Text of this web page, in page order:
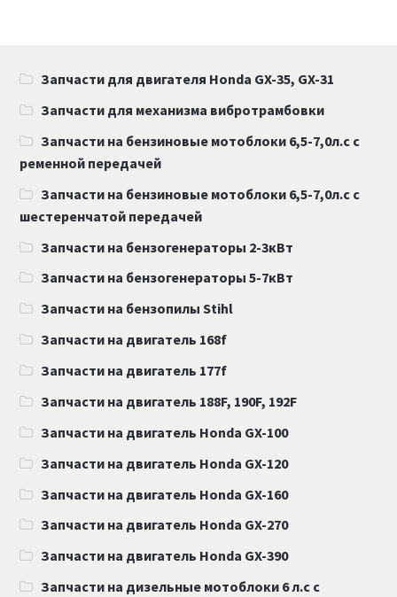
Запчасти для двигателя Honda GX-35, GX-31
Запчасти для механизма вибротрамбовки
Запчасти на бензиновые мотоблоки 6,5-7,0л.с с
ременной передачей
Запчасти на бензиновые мотоблоки 6,5-7,0л.с с
шестеренчатой передачей
Запчасти на бензогенераторы 2-3кВт
Запчасти на бензогенераторы 5-7кВт
Запчасти на бензопилы Stihl
Запчасти на двигатель 168f
Запчасти на двигатель 177f
Запчасти на двигатель 188F, 190F, 192F
Запчасти на двигатель Honda GX-100
Запчасти на двигатель Honda GX-120
Запчасти на двигатель Honda GX-160
Запчасти на двигатель Honda GX-270
Запчасти на двигатель Honda GX-390
Запчасти на дизельные мотоблоки 6 л.с с